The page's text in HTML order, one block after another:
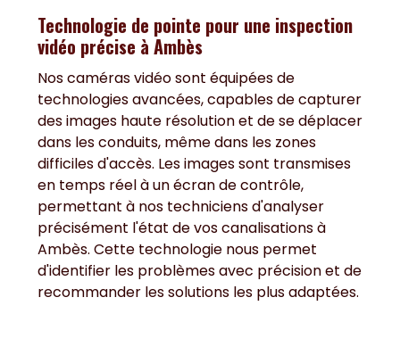
Technologie de pointe pour une inspection
vidéo précise à Ambès
Nos caméras vidéo sont équipées de
technologies avancées, capables de capturer
des images haute résolution et de se déplacer
dans les conduits, même dans les zones
difficiles d'accès. Les images sont transmises
en temps réel à un écran de contrôle,
permettant à nos techniciens d'analyser
précisément l'état de vos canalisations à
Ambès. Cette technologie nous permet
d'identifier les problèmes avec précision et de
recommander les solutions les plus adaptées.